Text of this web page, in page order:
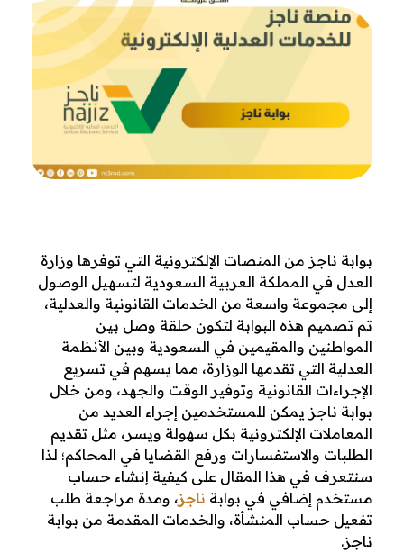
ت
ع
ر
ف
ع
ل
ى
أ
بوابة ناجز من المنصات الإلكترونية التي توفرها وزارة
العدل في المملكة العربية السعودية لتسهيل الوصول
إلى مجموعة واسعة من الخدمات القانونية والعدلية،
تم تصميم هذه البوابة لتكون حلقة وصل بين
المواطنين والمقيمين في السعودية وبين الأنظمة
العدلية التي تقدمها الوزارة، مما يسهم في تسريع
الإجراءات القانونية وتوفير الوقت والجهد، ومن خلال
بوابة ناجز يمكن للمستخدمين إجراء العديد من
المعاملات الإلكترونية بكل سهولة ويسر، مثل تقديم
الطلبات والاستفسارات ورفع القضايا في المحاكم؛ لذا
سنتعرف في هذا المقال على كيفية إنشاء حساب
مستخدم إضافي في بوابة ناجز، ومدة مراجعة طلب
تفعيل حساب المنشأة، والخدمات المقدمة من بوابة
ناجز.